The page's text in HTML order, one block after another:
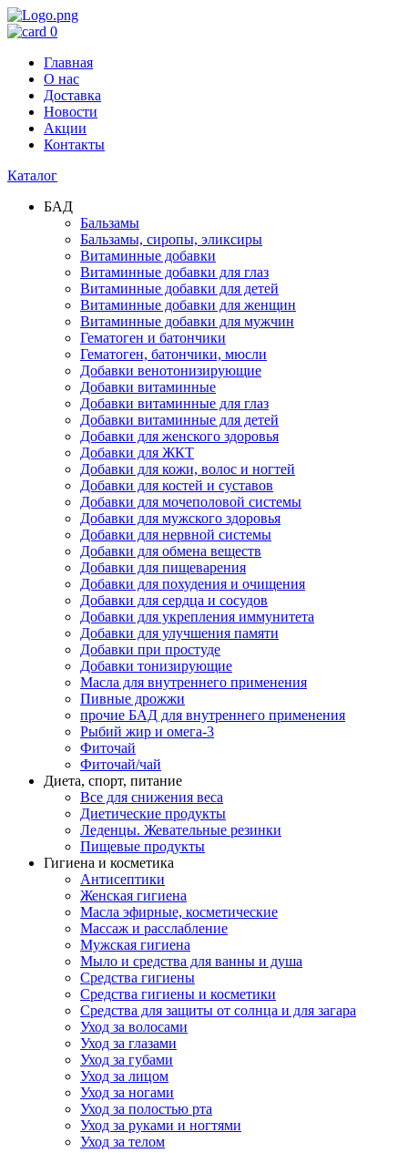
0
Главная
О нас
Доставка
Новости
Акции
Контакты
Каталог
БАД
Бальзамы
Бальзамы, сиропы, эликсиры
Витаминные добавки
Витаминные добавки для глаз
Витаминные добавки для детей
Витаминные добавки для женщин
Витаминные добавки для мужчин
Гематоген и батончики
Гематоген, батончики, мюсли
Добавки венотонизирующие
Добавки витаминные
Добавки витаминные для глаз
Добавки витаминные для детей
Добавки для женского здоровья
Добавки для ЖКТ
Добавки для кожи, волос и ногтей
Добавки для костей и суставов
Добавки для мочеполовой системы
Добавки для мужского здоровья
Добавки для нервной системы
Добавки для обмена веществ
Добавки для пищеварения
Добавки для похудения и очищения
Добавки для сердца и сосудов
Добавки для укрепления иммунитета
Добавки для улучшения памяти
Добавки при простуде
Добавки тонизирующие
Масла для внутреннего применения
Пивные дрожжи
прочие БАД для внутреннего применения
Рыбий жир и омега-3
Фиточай
Фиточай/чай
Диета, спорт, питание
Все для снижения веса
Диетические продукты
Леденцы. Жевательные резинки
Пищевые продукты
Гигиена и косметика
Антисептики
Женская гигиена
Масла эфирные, косметические
Массаж и расслабление
Мужская гигиена
Мыло и средства для ванны и душа
Средства гигиены
Средства гигиены и косметики
Средства для защиты от солнца и для загара
Уход за волосами
Уход за глазами
Уход за губами
Уход за лицом
Уход за ногами
Уход за полостью рта
Уход за руками и ногтями
Уход за телом